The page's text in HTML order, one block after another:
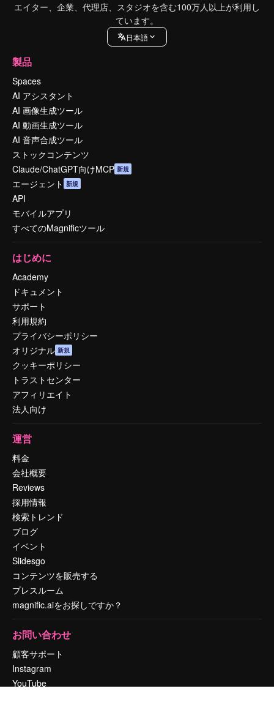
エイター、企業、代理店、スタジオを含む100万人以上が利用し
ています。
日本語
製品
Spaces
AI アシスタント
AI 画像生成ツール
AI 動画生成ツール
AI 音声合成ツール
ストックコンテンツ
Claude/ChatGPT向けMCP 新規
エージェント 新規
API
モバイルアプリ
すべてのMagnificツール
はじめに
Academy
ドキュメント
サポート
利用規約
プライバシーポリシー
オリジナル 新規
クッキーポリシー
トラストセンター
アフィリエイト
法人向け
運営
料金
会社概要
Reviews
採用情報
検索トレンド
ブログ
イベント
Slidesgo
コンテンツを販売する
プレスルーム
magnific.aiをお探しですか？
お問い合わせ
顧客サポート
Instagram
YouTube